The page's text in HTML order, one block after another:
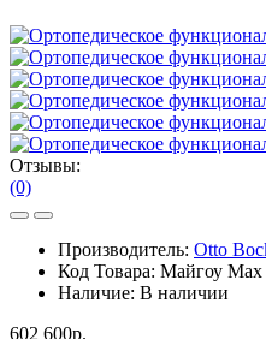
Отзывы:
(0)
Производитель: Otto
Код Товара: Майгоу Max
Наличие: В наличии
602 600р.